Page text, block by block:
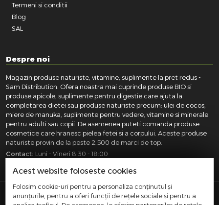
Termeni si conditii
Blog
SAL
Despre noi
Magazin produse naturiste, vitamine, suplimente la pret redus -
Sam Distribution. Ofera noastra mai cuprinde produse BIO si
produse apicole, suplimente pentru digestie care ajuta la
completarea dietei sau produse naturiste precum: ulei de cocos,
miere de manuka, suplimente pentru vedere, vitamine si minerale
pentru adulti sau copii. De asemenea puteti comanda produse
cosmetice care hranesc pielea fetei si a corpului. Aceste produse
naturiste provin de la peste 2.500 de marci de top.
Contact: Luni - Vineri 8:30 - 18:00
SAM DISTRIBUTION S.R.L.- Registrul Comertului:
Acest website foloseste cookies
Folosim cookie-uri pentru a personaliza conținutul și
anunțurile, pentru a oferi funcții de rețele sociale și pentru a